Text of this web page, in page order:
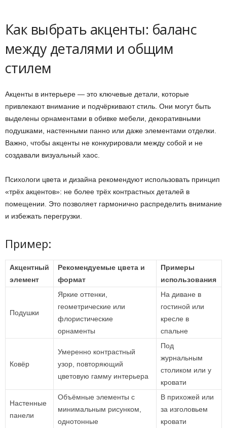
Как выбрать акценты: баланс
между деталями и общим
стилем
Акценты в интерьере — это ключевые детали, которые
привлекают внимание и подчёркивают стиль. Они могут быть
выделены орнаментами в обивке мебели, декоративными
подушками, настенными панно или даже элементами отделки.
Важно, чтобы акценты не конкурировали между собой и не
создавали визуальный хаос.
Психологи цвета и дизайна рекомендуют использовать принцип
«трёх акцентов»: не более трёх контрастных деталей в
помещении. Это позволяет гармонично распределить внимание
и избежать перегрузки.
Пример:
Акцентный
элемент
Рекомендуемые цвета и
формат
Примеры
использования
Подушки
Яркие оттенки,
геометрические или
флористические
орнаменты
На диване в
гостиной или
кресле в
спальне
Ковёр
Умеренно контрастный
узор, повторяющий
цветовую гамму интерьера
Под
журнальным
столиком или у
кровати
Настенные
панели
Объёмные элементы с
минимальным рисунком,
однотонные
В прихожей или
за изголовьем
кровати